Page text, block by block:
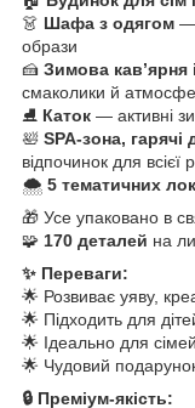
👗 Шафа з одягом —
образи
🍰 Зимова кав’ярня
смаколики й
⛸️ Каток — активні
🛀 SPA-зона,
відпочинок для всієї
🌨️ 5 тематичних
🎁 Усе упаковано в
🧩 170 деталей на
✨ Переваги:
🌟 Розвиває уяву,
🌟 Підходить для
🌟 Ідеально для
🌟 Чудовий
🔒 Преміум-якість: